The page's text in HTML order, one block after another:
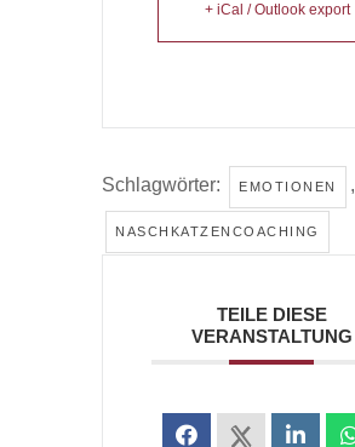
+ iCal / Outlook export
Schlagwörter: EMOTIONEN ,
NASCHKATZENCOACHING
TEILE DIESE
VERANSTALTUNG